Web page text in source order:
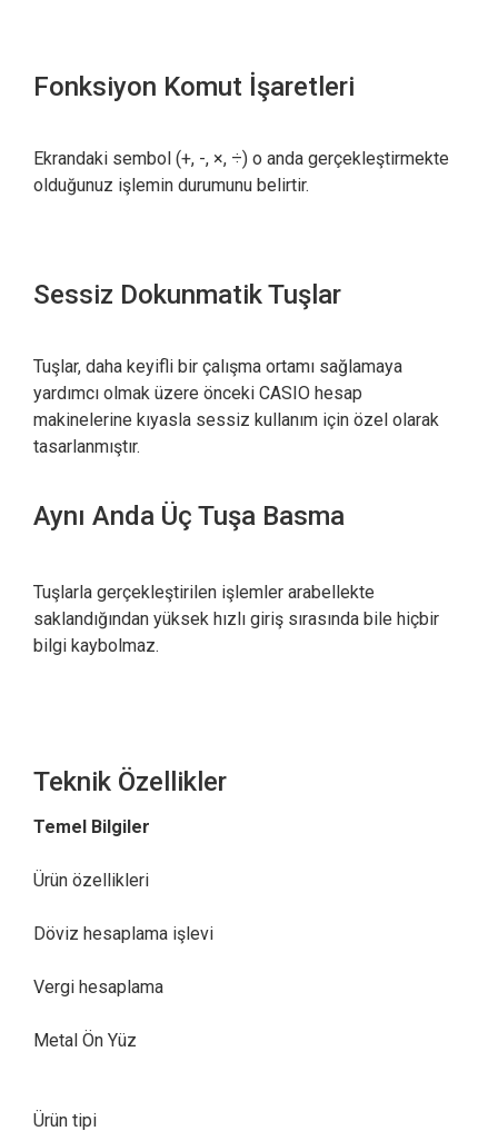
Fonksiyon Komut İşaretleri
Ekrandaki sembol (+, -, ×, ÷) o anda gerçekleştirmekte
olduğunuz işlemin durumunu belirtir.
Sessiz Dokunmatik Tuşlar
Tuşlar, daha keyifli bir çalışma ortamı sağlamaya
yardımcı olmak üzere önceki CASIO hesap
makinelerine kıyasla sessiz kullanım için özel olarak
tasarlanmıştır.
Aynı Anda Üç Tuşa Basma
Tuşlarla gerçekleştirilen işlemler arabellekte
saklandığından yüksek hızlı giriş sırasında bile hiçbir
bilgi kaybolmaz.
Teknik Özellikler
Temel Bilgiler
Ürün özellikleri
Döviz hesaplama işlevi
Vergi hesaplama
Metal Ön Yüz
Ürün tipi